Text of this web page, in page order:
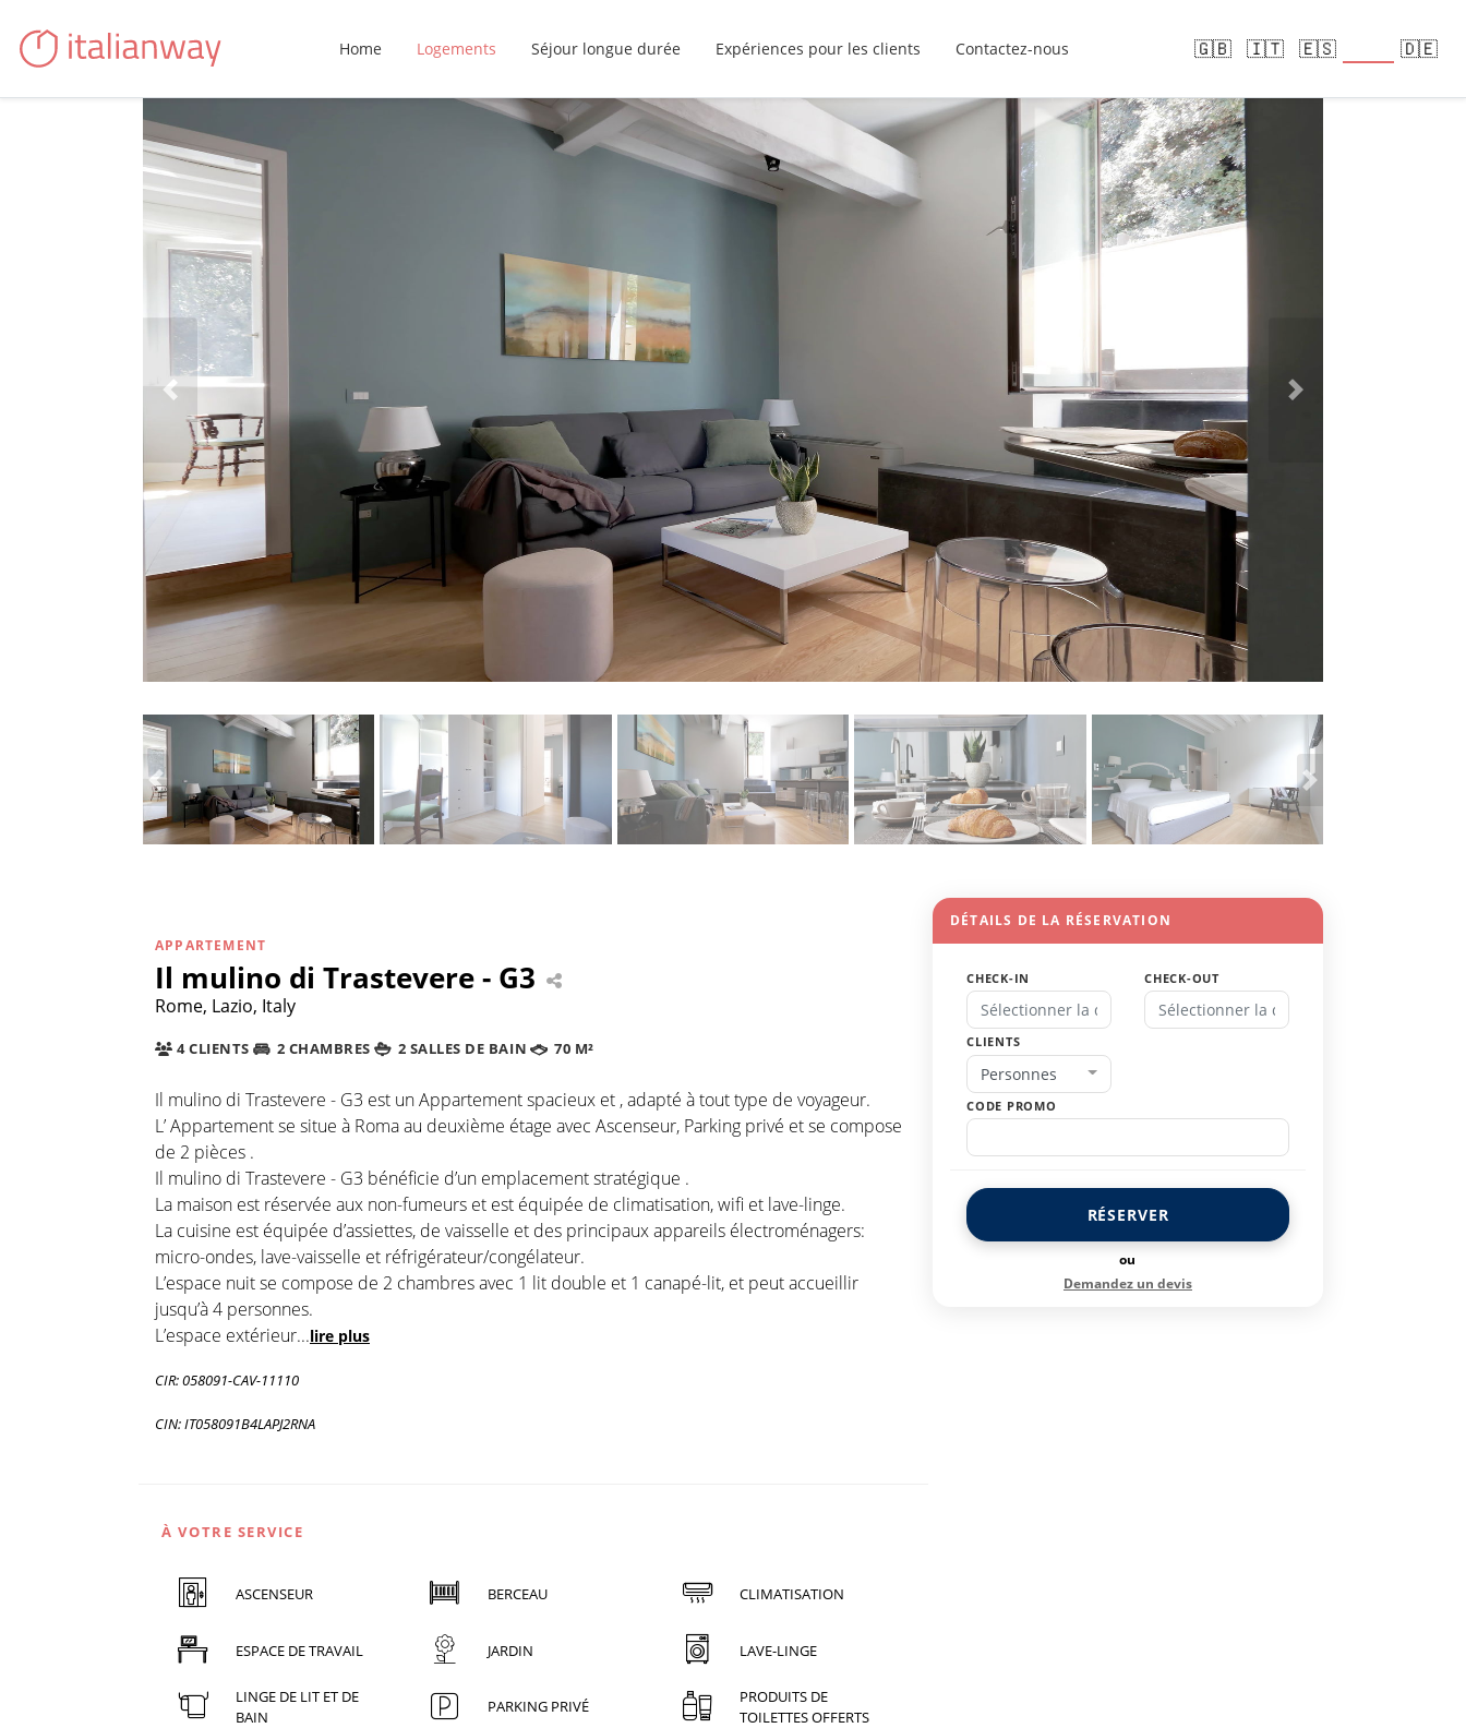
Home Logements Séjour longue durée Expériences pour les clients Contactez-nous 🇬🇧 🇮🇹 🇪🇸 🇩🇪
APPARTEMENT
Il mulino di Trastevere - G3
Rome, Lazio, Italy
4 CLIENTS 2 CHAMBRES 2 SALLES DE BAIN 70 M²
Il mulino di Trastevere - G3 est un Appartement spacieux et , adapté à tout type de voyageur.
L’ Appartement se situe à Roma au deuxième étage avec Ascenseur, Parking privé et se compose
de 2 pièces .
Il mulino di Trastevere - G3 bénéficie d’un emplacement stratégique .
La maison est réservée aux non-fumeurs et est équipée de climatisation, wifi et lave-linge.
La cuisine est équipée d’assiettes, de vaisselle et des principaux appareils électroménagers:
micro-ondes, lave-vaisselle et réfrigérateur/congélateur.
L’espace nuit se compose de 2 chambres avec 1 lit double et 1 canapé-lit, et peut accueillir
jusqu’à 4 personnes.
L’espace extérieur...lire plus
CIR: 058091-CAV-11110
CIN: IT058091B4LAPJ2RNA
À VOTRE SERVICE
ASCENSEUR BERCEAU CLIMATISATION
ESPACE DE TRAVAIL JARDIN LAVE-LINGE
LINGE DE LIT ET DE
BAIN
PARKING PRIVÉ
PRODUITS DE
TOILETTES OFFERTS
DÉTAILS DE LA RÉSERVATION
CHECK-IN CHECK-OUT
CLIENTS
Personnes
CODE PROMO
RÉSERVER
ou
Demandez un devis